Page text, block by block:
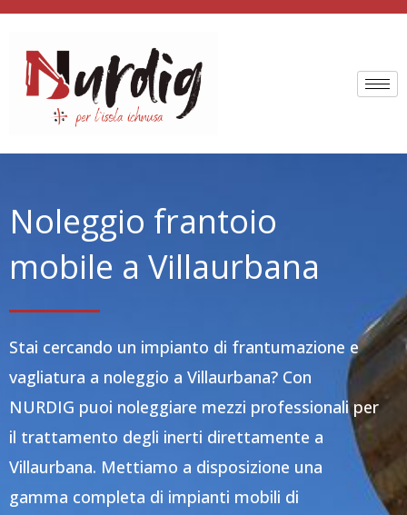
Vai
contenuto
Noleggio frantoio
mobile a Villaurbana
Stai cercando un impianto di frantumazione e
vagliatura a noleggio a Villaurbana? Con
NURDIG puoi noleggiare mezzi professionali per
il trattamento degli inerti direttamente a
Villaurbana. Mettiamo a disposizione una
gamma completa di impianti mobili di